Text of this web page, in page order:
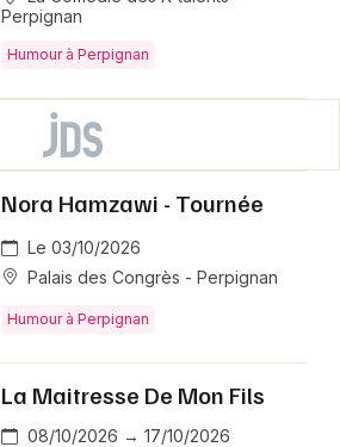
Perpignan
Humour à Perpignan
Nora Hamzawi - Tournée
Le 03/10/2026
Palais des Congrès - Perpignan
Humour à Perpignan
La Maitresse De Mon Fils
08/10/2026 → 17/10/2026